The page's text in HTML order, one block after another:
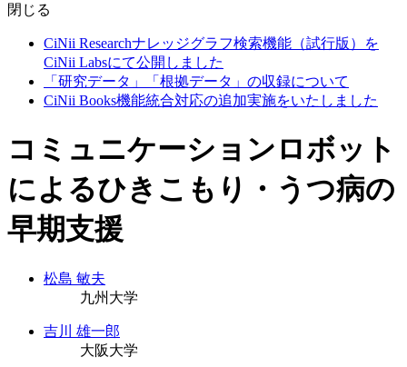
閉じる
CiNii Researchナレッジグラフ検索機能（試行版）を
CiNii Labsにて公開しました
「研究データ」「根拠データ」の収録について
CiNii Books機能統合対応の追加実施をいたしました
コミュニケーションロボット
によるひきこもり・うつ病の
早期支援
松島 敏夫
九州大学
吉川 雄一郎
大阪大学